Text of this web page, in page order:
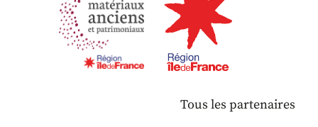
Tous les partenaires